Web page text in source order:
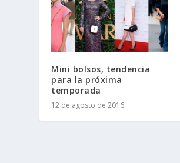
Mini bolsos, tendencia
para la próxima
temporada
12 de agosto de 2016